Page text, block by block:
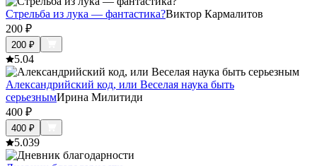
Стрельба из лука — фантастика?Виктор Кармалитов
200 ₽
200 ₽
5.04
Александрийский код, или Веселая наука быть
серьезнымИрина Милитиди
400 ₽
400 ₽
5.039